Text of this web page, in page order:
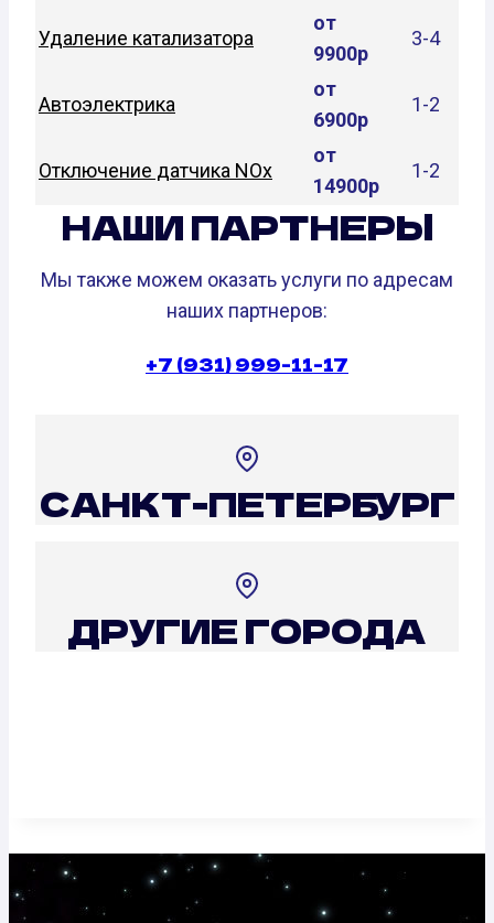
Удаление катализатора
от
9900р
3-4
Автоэлектрика
от
6900р
1-2
Отключение датчика NOx
от
14900р
1-2
НАШИ ПАРТНЕРЫ
Мы также можем оказать услуги по адресам
наших партнеров:
+7 (931) 999-11-17
САНКТ-ПЕТЕРБУРГ
ДРУГИЕ ГОРОДА